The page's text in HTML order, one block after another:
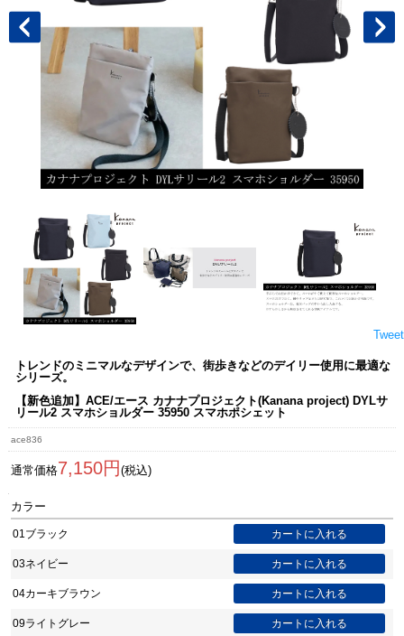
Tweet
トレンドのミニマルなデザインで、街歩きなどのデイリー使用に最適な
シリーズ。
【新色追加】ACE/エース カナナプロジェクト(Kanana project) DYLサ
リール2 スマホショルダー 35950 スマホポシェット
ace836
通常価格7,150円 (税込)
カラー
01ブラック
03ネイビー
04カーキブラウン
09ライトグレー